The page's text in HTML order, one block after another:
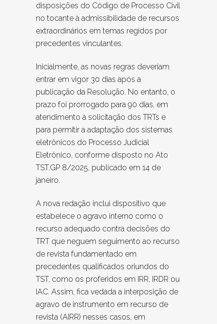
disposições do Código de Processo Civil
no tocante à admissibilidade de recursos
extraordinários em temas regidos por
precedentes vinculantes.
Inicialmente, as novas regras deveriam
entrar em vigor 30 dias após a
publicação da Resolução. No entanto, o
prazo foi prorrogado para 90 dias, em
atendimento à solicitação dos TRTs e
para permitir a adaptação dos sistemas
eletrônicos do Processo Judicial
Eletrônico, conforme disposto no Ato
TST.GP 8/2025, publicado em 14 de
janeiro.
A nova redação inclui dispositivo que
estabelece o agravo interno como o
recurso adequado contra decisões do
TRT que neguem seguimento ao recurso
de revista fundamentado em
precedentes qualificados oriundos do
TST, como os proferidos em IRR, IRDR ou
IAC. Assim, fica vedada a interposição de
agravo de instrumento em recurso de
revista (AIRR) nesses casos, em